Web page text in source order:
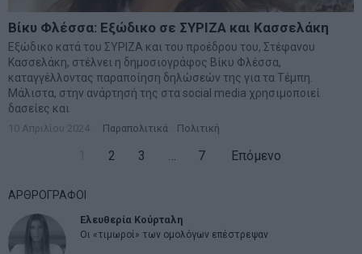
Βίκυ Φλέσσα: Εξώδικο σε ΣΥΡΙΖΑ και Κασσελάκη
Εξώδικο κατά του ΣΥΡΙΖΑ και του προέδρου του, Στέφανου
Κασσελάκη, στέλνει η δημοσιογράφος Βίκυ Φλέσσα,
καταγγέλλοντας παραποίηση δηλώσεών της για τα Τέμπη.
Μάλιστα, στην ανάρτησή της στα social media χρησιμοποιεί
δασείες και
10 Απριλίου 2024 Παραπολιτικά Πολιτική
2 3 … 7 Επόμενο
ΑΡΘΡΟΓΡΑΦΟΙ
Ελευθερία Κούρταλη
Οι «τιμωροί» των ομολόγων επέστρεψαν